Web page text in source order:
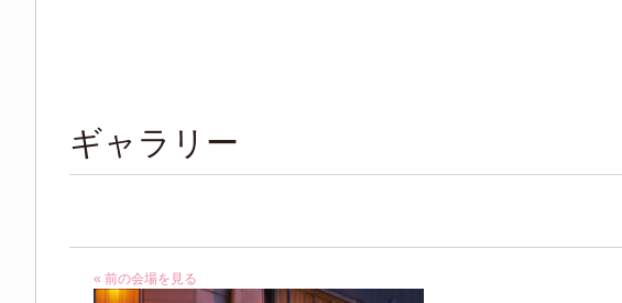
ギャラリー
« 前の会場を見る